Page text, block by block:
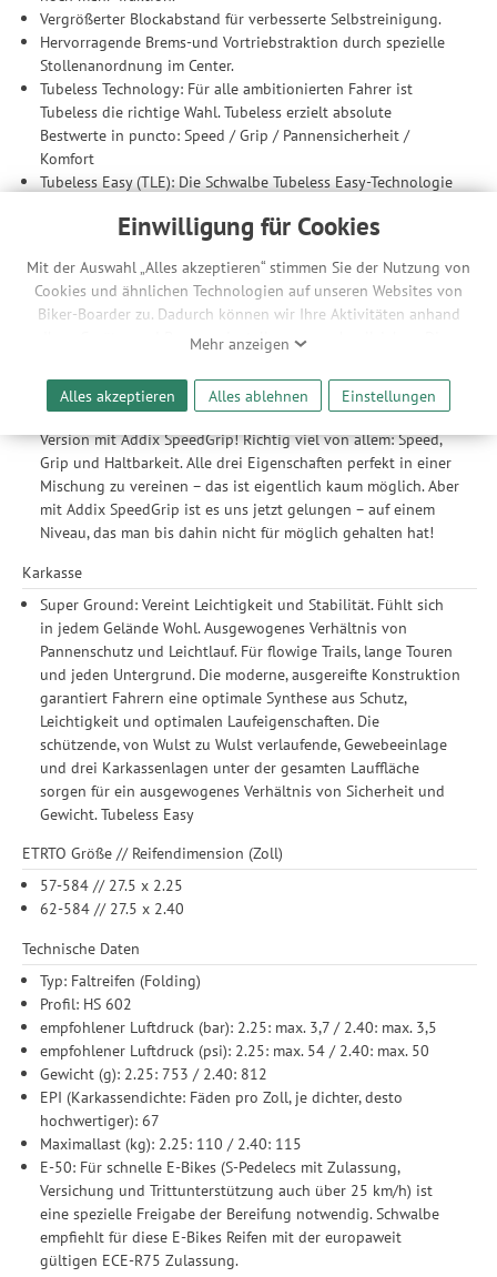
Einwilligung für Cookies
Mit der Auswahl „Alles akzeptieren“ stimmen Sie der Nutzung von
Cookies und ähnlichen Technologien auf unseren Websites von
Biker-Boarder zu. Dadurch können wir Ihre Aktivitäten anhand
Ihrer Geräte- und Browsereinstellungen nachvollziehen. Dies
Werbeanzeigen für Sie bereitzustellen sowie Funktionalitäten
unserer Website sicherzustellen und stetig zu verbessern. Dabei
werden Ihre Daten auch an Drittanbieter und Werbepartner
weitergegeben. Die Verarbeitung erfolgt ausschließlich zum
Zwecke der Einbindung von Streaming-Inhalten und der
Durchführung von statistischer Analyse, Reichweitenmessungen,
Produktempfehlungen und nutzungsbasierter Werbung.
Informationen zu den einzelnen Funktionen, den Drittanbietern
und der Speicherdauer finden Sie unter Einstellungen. Diese
Einwilligung ist freiwillig, für die Nutzung unserer Website nicht
erforderlich und gilt, bis sie widerrufen wird. Sie können Ihre
Einwilligung unter Einstellungen lediglich für bestimmte
Drittanbieter erteilen und jederzeit für die Zukunft widerrufen.
Mehr anzeigen
Alles akzeptieren Alles ablehnen Einstellungen
Vergrößerter Blockabstand für verbesserte Selbstreinigung.
Hervorragende Brems-und Vortriebstraktion durch spezielle
Stollenanordnung im Center.
Tubeless Technology: Für alle ambitionierten Fahrer ist
Tubeless die richtige Wahl. Tubeless erzielt absolute
Bestwerte in puncto: Speed / Grip / Pannensicherheit /
Komfort
Tubeless Easy (TLE): Die Schwalbe Tubeless Easy-Technologie
Pressure Reifen. Tubeless-Reifen für Rennräder, Tourenräder,
schneller. Einfache Montage sowie perfekter und sicher Sitz
auf der Felge. Die Referenz für Tubeless.
Gummimischung / Compound
er hat die absolut größte Einsatz-Bandbreite. Ideal für XC, All
Mountain und Trail: Von den meisten Evo-Reifen gibt es eine
Version mit Addix SpeedGrip! Richtig viel von allem: Speed,
Grip und Haltbarkeit. Alle drei Eigenschaften perfekt in einer
Mischung zu vereinen – das ist eigentlich kaum möglich. Aber
mit Addix SpeedGrip ist es uns jetzt gelungen – auf einem
Niveau, das man bis dahin nicht für möglich gehalten hat!
Karkasse
Super Ground: Vereint Leichtigkeit und Stabilität. Fühlt sich
in jedem Gelände Wohl. Ausgewogenes Verhältnis von
Pannenschutz und Leichtlauf. Für flowige Trails, lange Touren
und jeden Untergrund. Die moderne, ausgereifte Konstruktion
garantiert Fahrern eine optimale Synthese aus Schutz,
Leichtigkeit und optimalen Laufeigenschaften. Die
schützende, von Wulst zu Wulst verlaufende, Gewebeeinlage
und drei Karkassenlagen unter der gesamten Lauffläche
sorgen für ein ausgewogenes Verhältnis von Sicherheit und
Gewicht. Tubeless Easy
ETRTO Größe // Reifendimension (Zoll)
57-584 // 27.5 x 2.25
62-584 // 27.5 x 2.40
Technische Daten
Typ: Faltreifen (Folding)
Profil: HS 602
empfohlener Luftdruck (bar): 2.25: max. 3,7 / 2.40: max. 3,5
empfohlener Luftdruck (psi): 2.25: max. 54 / 2.40: max. 50
Gewicht (g): 2.25: 753 / 2.40: 812
EPI (Karkassendichte: Fäden pro Zoll, je dichter, desto
hochwertiger): 67
Maximallast (kg): 2.25: 110 / 2.40: 115
E-50: Für schnelle E-Bikes (S-Pedelecs mit Zulassung,
Versichung und Trittunterstützung auch über 25 km/h) ist
eine spezielle Freigabe der Bereifung notwendig. Schwalbe
empfiehlt für diese E-Bikes Reifen mit der europaweit
gültigen ECE-R75 Zulassung.